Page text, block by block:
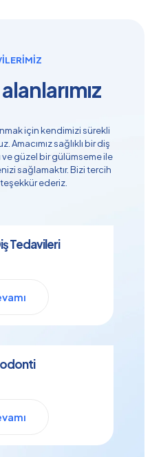
için kendimizi sürekli
Amacımız sağlıklı bir diş
ve güzel bir gülümseme ile
sağlamaktır. Bizi tercih
ederiz.
Tedavileri